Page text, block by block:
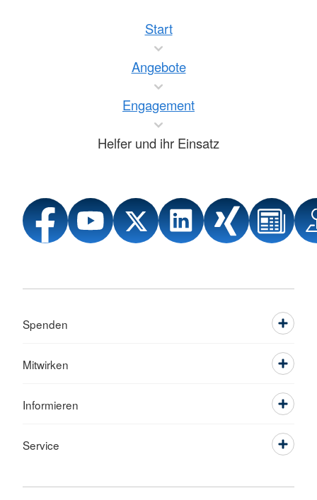
Start
Angebote
Engagement
Helfer und ihr Einsatz
Spenden
Mitwirken
Informieren
Service